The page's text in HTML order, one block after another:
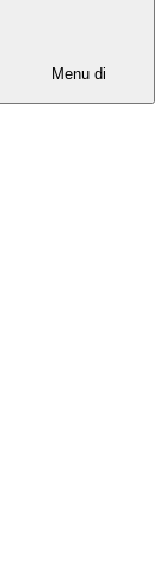
Menu di